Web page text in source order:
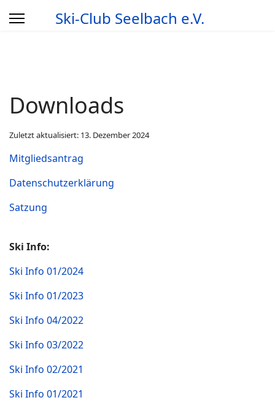
Ski-Club Seelbach e.V.
Downloads
Zuletzt aktualisiert: 13. Dezember 2024
Mitgliedsantrag
Datenschutzerklärung
Satzung
Ski Info:
Ski Info 01/2024
Ski Info 01/2023
Ski Info 04/2022
Ski Info 03/2022
Ski Info 02/2021
Ski Info 01/2021